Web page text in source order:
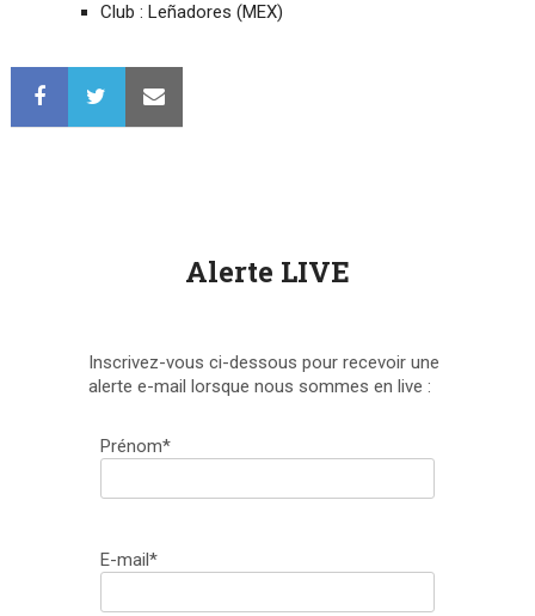
Club : Leñadores (MEX)‎
Alerte LIVE
Inscrivez-vous ci-dessous pour recevoir une
alerte e-mail lorsque nous sommes en live :
Prénom*
E-mail*